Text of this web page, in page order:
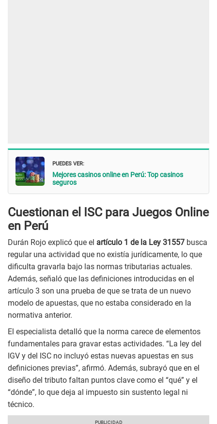
PUEDES VER:
Mejores casinos online en Perú: Top casinos
seguros
Cuestionan el ISC para Juegos Online
en Perú
Durán Rojo explicó que el artículo 1 de la Ley 31557 busca
regular una actividad que no existía jurídicamente, lo que
dificulta gravarla bajo las normas tributarias actuales.
Además, señaló que las definiciones introducidas en el
artículo 3 son una prueba de que se trata de un nuevo
modelo de apuestas, que no estaba considerado en la
normativa anterior.
El especialista detalló que la norma carece de elementos
fundamentales para gravar estas actividades. “La ley del
IGV y del ISC no incluyó estas nuevas apuestas en sus
definiciones previas”, afirmó. Además, subrayó que en el
diseño del tributo faltan puntos clave como el “qué” y el
“dónde”, lo que deja al impuesto sin sustento legal ni
técnico.